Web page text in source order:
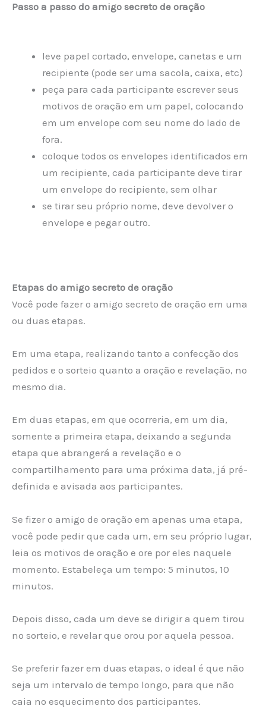
Passo a passo do amigo secreto de oração
leve papel cortado, envelope, canetas e um
recipiente (pode ser uma sacola, caixa, etc)
peça para cada participante escrever seus
motivos de oração em um papel, colocando
em um envelope com seu nome do lado de
fora.
coloque todos os envelopes identificados em
um recipiente, cada participante deve tirar
um envelope do recipiente, sem olhar
se tirar seu próprio nome, deve devolver o
envelope e pegar outro.
Etapas do amigo secreto de oração
Você pode fazer o amigo secreto de oração em uma
ou duas etapas.
Em uma etapa, realizando tanto a confecção dos
pedidos e o sorteio quanto a oração e revelação, no
mesmo dia.
Em duas etapas, em que ocorreria, em um dia,
somente a primeira etapa, deixando a segunda
etapa que abrangerá a revelação e o
compartilhamento para uma próxima data, já pré-
definida e avisada aos participantes.
Se fizer o amigo de oração em apenas uma etapa,
você pode pedir que cada um, em seu próprio lugar,
leia os motivos de oração e ore por eles naquele
momento. Estabeleça um tempo: 5 minutos, 10
minutos.
Depois disso, cada um deve se dirigir a quem tirou
no sorteio, e revelar que orou por aquela pessoa.
Se preferir fazer em duas etapas, o ideal é que não
seja um intervalo de tempo longo, para que não
caia no esquecimento dos participantes.